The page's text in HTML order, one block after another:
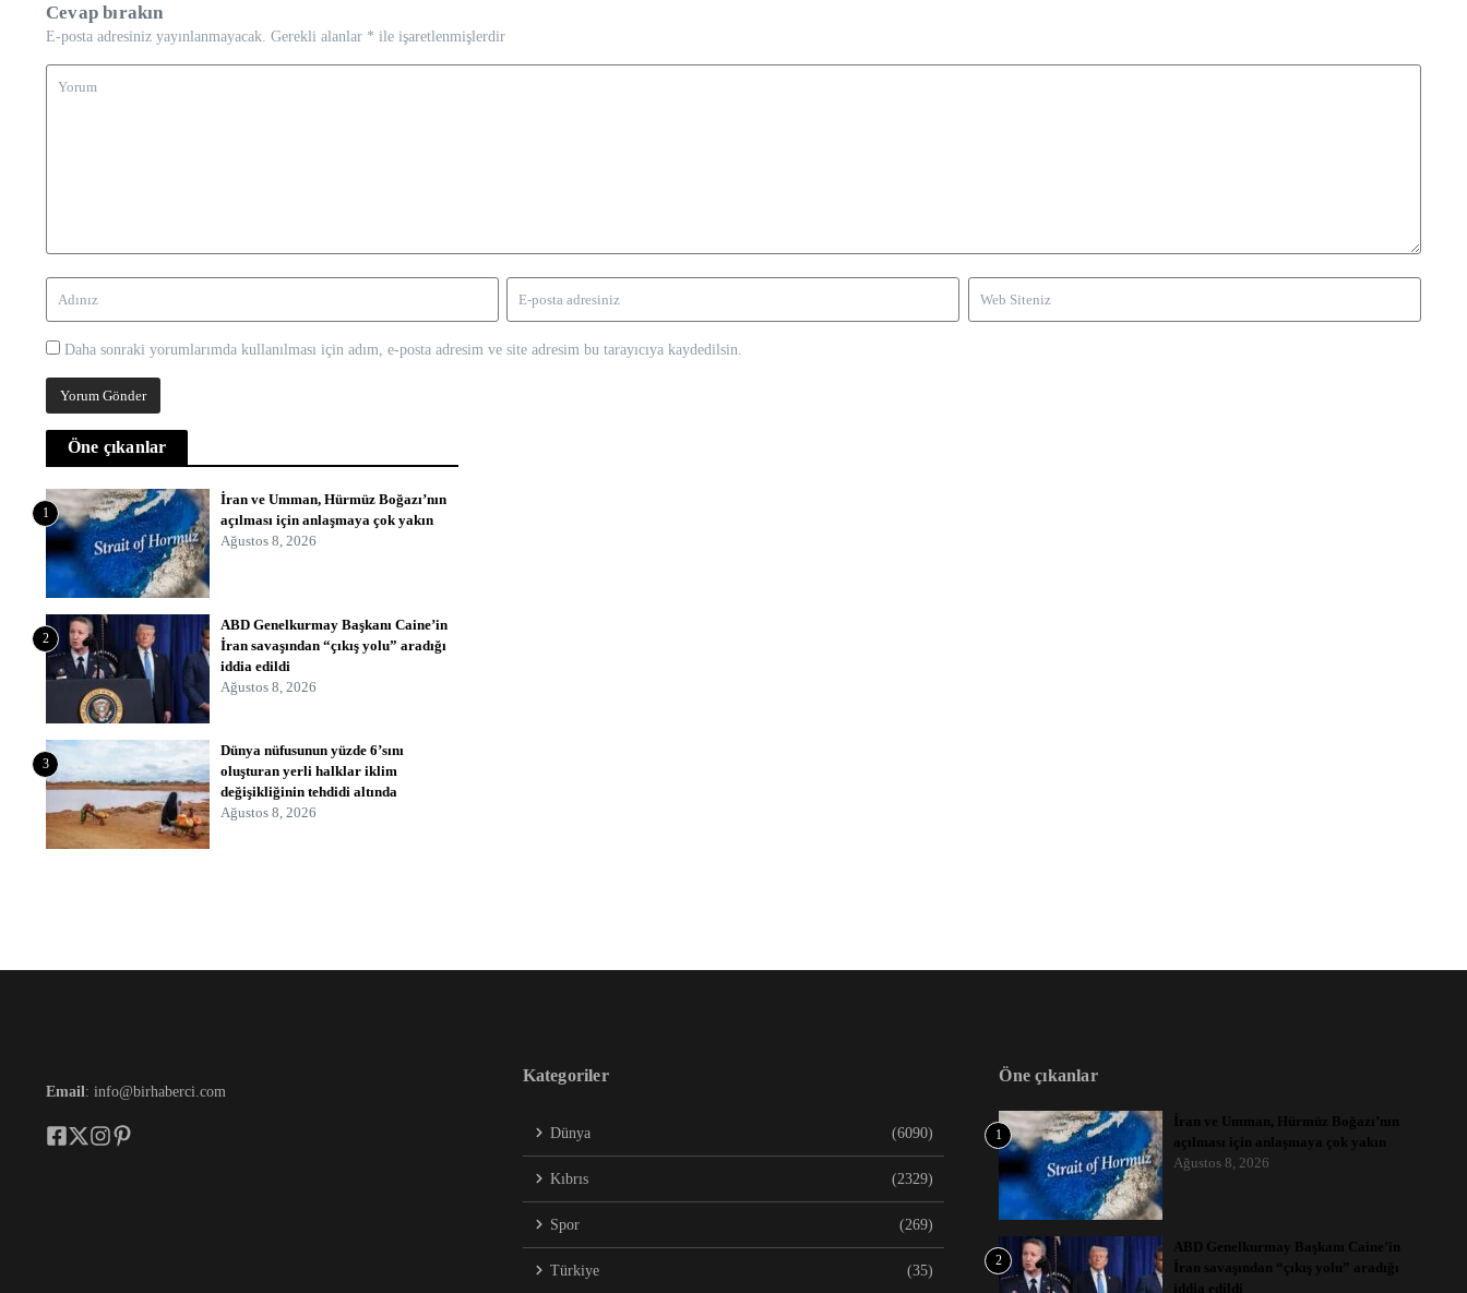
Cevap bırakın
E-posta adresiniz yayınlanmayacak. Gerekli alanlar * ile işaretlenmişlerdir
Daha sonraki yorumlarımda kullanılması için adım, e-posta adresim ve site adresim bu tarayıcıya kaydedilsin.
Öne çıkanlar
1
İran ve Umman, Hürmüz Boğazı’nın
açılması için anlaşmaya çok yakın
Ağustos 8, 2026
2
ABD Genelkurmay Başkanı Caine’in
İran savaşından “çıkış yolu” aradığı
iddia edildi
Ağustos 8, 2026
3
Dünya nüfusunun yüzde 6’sını
oluşturan yerli halklar iklim
değişikliğinin tehdidi altında
Ağustos 8, 2026
Email : info@birhaberci.com
Kategoriler
Dünya (6090)
Kıbrıs (2329)
Spor (269)
Türkiye (35)
Öne çıkanlar
1
İran ve Umman, Hürmüz Boğazı’nın
açılması için anlaşmaya çok yakın
Ağustos 8, 2026
2
ABD Genelkurmay Başkanı Caine’in
İran savaşından “çıkış yolu” aradığı
iddia edildi